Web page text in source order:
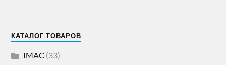
КАТАЛОГ ТОВАРОВ
IMAC (33)